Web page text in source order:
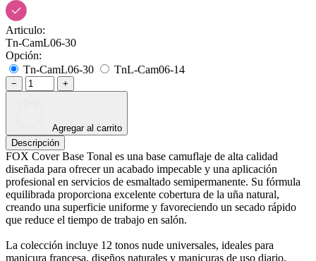
Articulo:
Tn-CamL06-30
Opción:
Tn-CamL06-30
TnL-Cam06-14
− +
Agregar al carrito
Descripción
FOX Cover Base Tonal es una base camuflaje de alta calidad
diseñada para ofrecer un acabado impecable y una aplicación
profesional en servicios de esmaltado semipermanente. Su fórmula
equilibrada proporciona excelente cobertura de la uña natural,
creando una superficie uniforme y favoreciendo un secado rápido
que reduce el tiempo de trabajo en salón.
La colección incluye 12 tonos nude universales, ideales para
manicura francesa, diseños naturales y manicuras de uso diario.